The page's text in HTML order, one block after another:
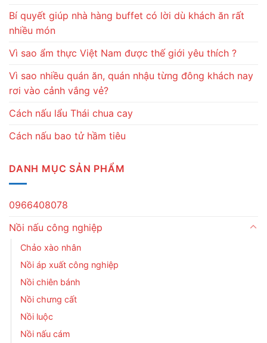
Bí quyết giúp nhà hàng buffet có lời dù khách ăn rất
nhiều món
Vì sao ẩm thực Việt Nam được thế giới yêu thích ?
Vì sao nhiều quán ăn, quán nhậu từng đông khách nay
rơi vào cảnh vắng vẻ?
Cách nấu lẩu Thái chua cay
Cách nấu bao tử hầm tiêu
DANH MỤC SẢN PHẨM
0966408078
Nồi nấu công nghiệp
Chảo xào nhân
Nồi áp xuất công nghiệp
Nồi chiên bánh
Nồi chưng cất
Nồi luộc
Nồi nấu cám